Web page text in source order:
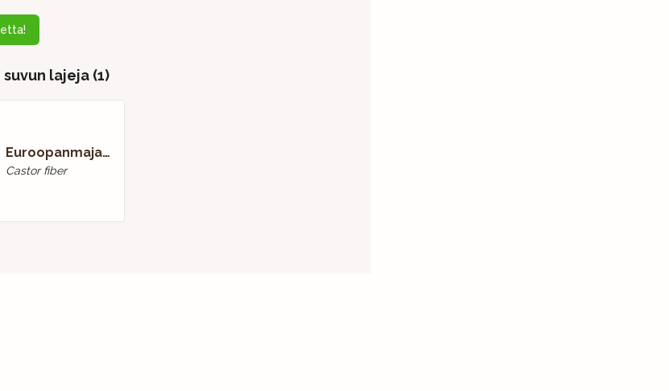
lajeja (1)
Euroopanmajava
Castor fiber